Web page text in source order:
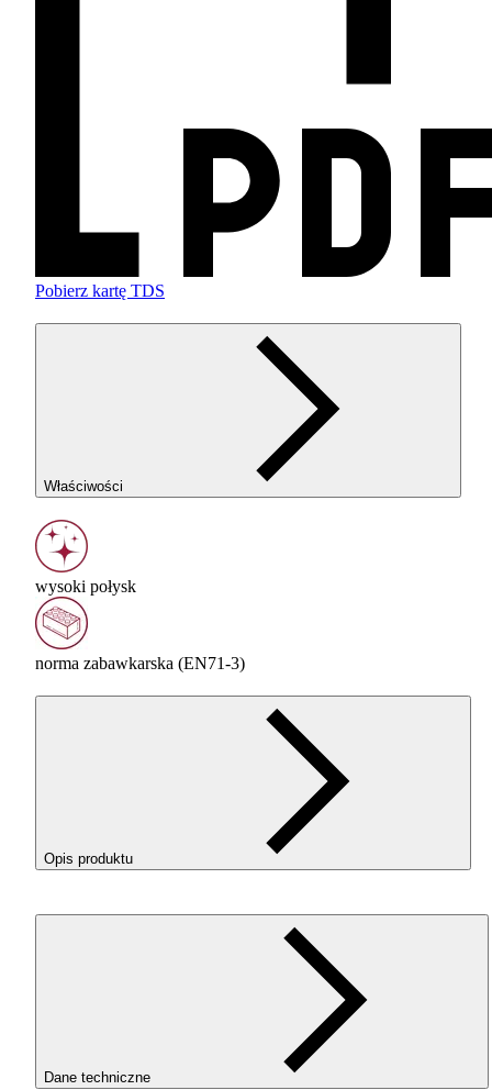
Pobierz kartę TDS
Właściwości
wysoki połysk
norma zabawkarska (EN71-3)
Opis produktu
Wydruki z filamentuROSA3DPLASilk w kolorze Fuchsia
(Fuksja) wyróżniają się eleganckim, jedwabnym połyskiem i
Jeśli chcesz, aby Twój model wyglądał jak gotowy produkt
premium – właśnie znalazłeś właściwy filament.
Dane techniczne